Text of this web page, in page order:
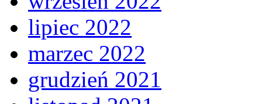
lipiec 2022
marzec 2022
grudzień 2021